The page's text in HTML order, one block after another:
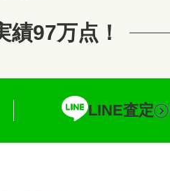
績97万点！
LINE査定